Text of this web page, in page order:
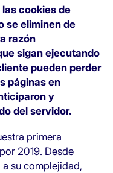
las cookies de
se eliminen de
razón
sigan ejecutando
pueden perder
páginas en
y
del servidor.
primera
2019. Desde
su complejidad,